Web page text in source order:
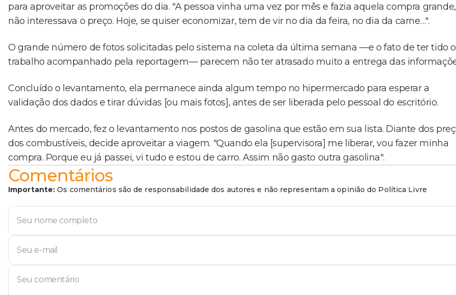
para aproveitar as promoções do dia. "A pessoa vinha uma vez por mês e fazia aquela compra grande,
não interessava o preço. Hoje, se quiser economizar, tem de vir no dia da feira, no dia da carne…".
O grande número de fotos solicitadas pelo sistema na coleta da última semana —e o fato de ter tido o
trabalho acompanhado pela reportagem— parecem não ter atrasado muito a entrega das
Concluído o levantamento, ela permanece ainda algum tempo no hipermercado para esperar a
validação dos dados e tirar dúvidas [ou mais fotos], antes de ser liberada pelo pessoal do escritório.
Antes do mercado, fez o levantamento nos postos de gasolina que estão em sua lista. Diante dos
dos combustíveis, decide aproveitar a viagem. "Quando ela [supervisora] me liberar, vou fazer minha
compra. Porque eu já passei, vi tudo e estou de carro. Assim não gasto outra gasolina".
Comentários
Importante: Os comentários são de responsabilidade dos autores e não representam a opinião do Política Livre